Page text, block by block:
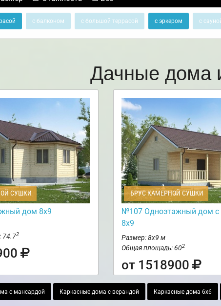
с балконом с большой террасой с эркером с
Дачные дома
СУШКИ
дом 8х9
74.72
БРУС КАМЕРНОЙ СУШКИ
№107 Одноэтажный дом с
8х9
Размер: 8х9 м
Общая площадь: 602
от 1518900
с мансардой Каркасные дома с верандой Каркасные дома 6х6